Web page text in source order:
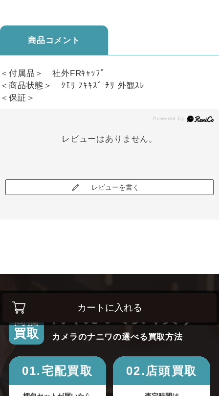
カートに入れる
商品コメント
＜付属品＞ 社外FRｷｬｯﾌﾟ
＜商品状態＞ ｸﾓﾘ ﾌｷｷｽﾞ ﾁﾘ 外観ｽﾚ
＜保証＞
レビューはありません。
レビューを書く
高価
買取
高く売って安く買う！
カメラのナニワの選べる買取方法
01.宅配買取 02.店頭買取